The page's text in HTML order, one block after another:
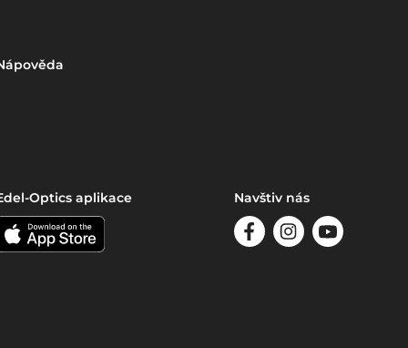
Optics aplikace Navštiv nás